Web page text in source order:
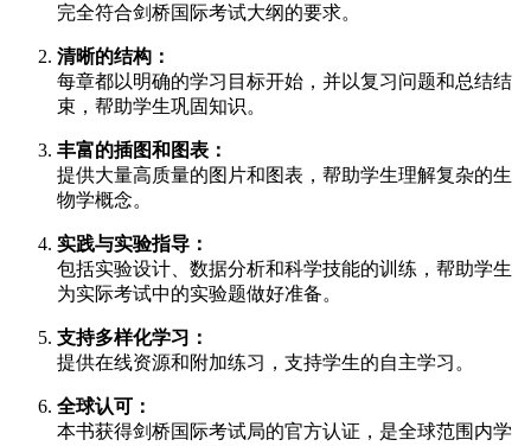
完全符合剑桥国际考试大纲的要求。
清晰的结构：
每章都以明确的学习目标开始，并以复习问题和总结结
束，帮助学生巩固知识。
丰富的插图和图表：
提供大量高质量的图片和图表，帮助学生理解复杂的生
物学概念。
实践与实验指导：
包括实验设计、数据分析和科学技能的训练，帮助学生
为实际考试中的实验题做好准备。
支持多样化学习：
提供在线资源和附加练习，支持学生的自主学习。
全球认可：
本书获得剑桥国际考试局的官方认证，是全球范围内学